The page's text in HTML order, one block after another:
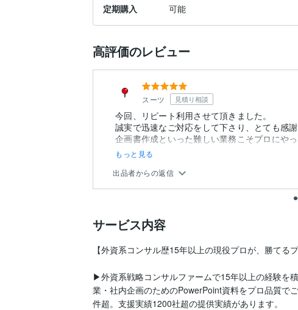
定期購入 可能
高評価のレビュー
スーツ 見積り相談
今回、リピート利用させて頂きました。
誠実で迅速なご対応をして下さり、とても感謝
企画書作成といった難しい業務こそプロにや
もっと見る
出品者からの返信
サービス内容
【外資系コンサル歴15年以上の現役プロが、勝てる
▶外資系戦略コンサルファームで15年以上の経験を
業・社内企画のためのPowerPoint資料をプロ品質で
件超。支援実績1200社超の提供実績があります。